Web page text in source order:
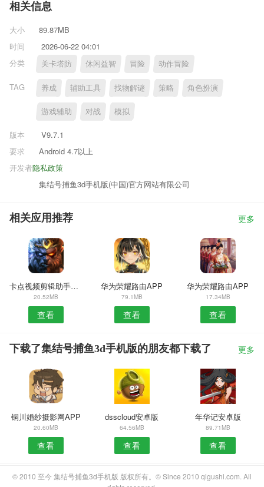
相关信息
大小
89.87MB
时间
2026-06-22 04:01
分类
关卡塔防 休闲益智 冒险 动作冒险
TAG 养成 辅助工具 找物解谜 策略 角色扮演
游戏辅助 对战 模拟
版本
V9.7.1
要求
Android 4.7以上
隐私政策
开发者
集结号捕鱼3d手机版(中国)官方网站有限公司
相关应用推荐 更多
卡点视频剪辑助手安卓版
20.52MB
查看
华为荣耀路由APP
79.1MB
查看
华为荣耀路由APP
17.34MB
查看
下载了集结号捕鱼3d手机版的朋友都下载了 更多
铜川婚纱摄影网APP
20.60MB
查看
dsscloud安卓版
64.56MB
查看
年华记安卓版
89.71MB
查看
© 2010 至今 集结号捕鱼3d手机版 版权所有。© Since 2010 qigushi.com. All